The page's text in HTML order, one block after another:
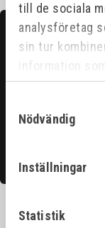
till de sociala
analysföretag
sin tur
information
har samlat in
Nödvändig
Inställningar
Statistik
Kontakta oss
Hittar du
att du ska få ut